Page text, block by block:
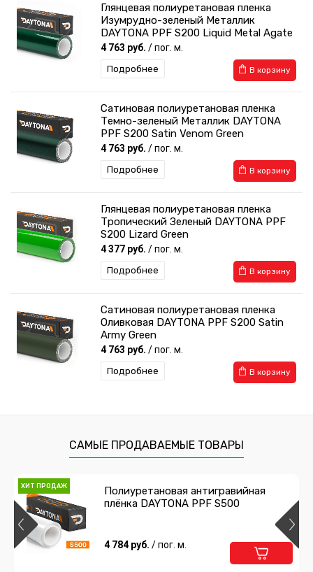
Глянцевая полиуретановая пленка
Изумрудно-зеленый Металлик
DAYTONA PPF S200 Liquid Metal Agate
Green
4 763 руб. / пог. м.
В корзину
Подробнее
Сатиновая полиуретановая пленка
Темно-зеленый Металлик DAYTONA
PPF S200 Satin Venom Green
4 763 руб. / пог. м.
В корзину
Подробнее
Глянцевая полиуретановая пленка
Тропический Зеленый DAYTONA PPF
S200 Lizard Green
4 377 руб. / пог. м.
В корзину
Подробнее
Сатиновая полиуретановая пленка
Оливковая DAYTONA PPF S200 Satin
Army Green
4 763 руб. / пог. м.
В корзину
Подробнее
САМЫЕ ПРОДАВАЕМЫЕ ТОВАРЫ
ХИТ ПРОДАЖ
Полиуретановая антигравийная
плёнка DAYTONA PPF S500
4 784 руб. / пог. м.